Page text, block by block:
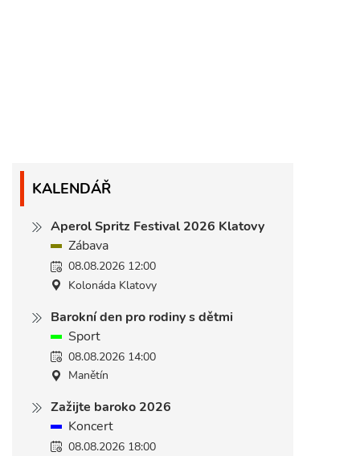
KALENDÁŘ
Aperol Spritz Festival 2026 Klatovy
Zábava
08.08.2026 12:00
Kolonáda Klatovy
Barokní den pro rodiny s dětmi
Sport
08.08.2026 14:00
Manětín
Zažijte baroko 2026
Koncert
08.08.2026 18:00